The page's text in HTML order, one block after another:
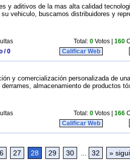
y aditivos de la mas alta calidad
vehiculo, buscamos distribuidores y
Total: 0 Votos | 160
/ 0 Calificar Web
y comercialización personalizada de
almacenamiento de productos
Total: 0 Votos | 166
Calificar Web
27 28 29 30 32 »